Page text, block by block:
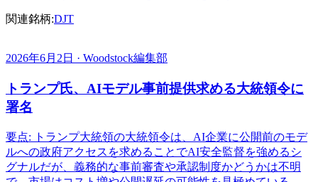
関連銘柄:DJT
2026年6月2日 · Woodstock編集部
トランプ氏、AIモデル事前提供求める大統領令に
署名
要点: トランプ大統領の大統領令は、AI企業に公開前のモデ
ルへの政府アクセスを求めることでAI安全監督を強めるシ
グナルだが、義務的な事前審査や承認制度かどうかは不明